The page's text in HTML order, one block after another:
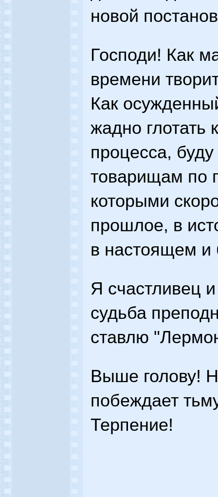
новой
Господи! Как
времени
Как
жадно глотать
процесса,
товарищам по
которыми
прошлое, в
в настоящем
Я счастливец
судьба
ставлю
Выше голову!
побеждает
Терпение!